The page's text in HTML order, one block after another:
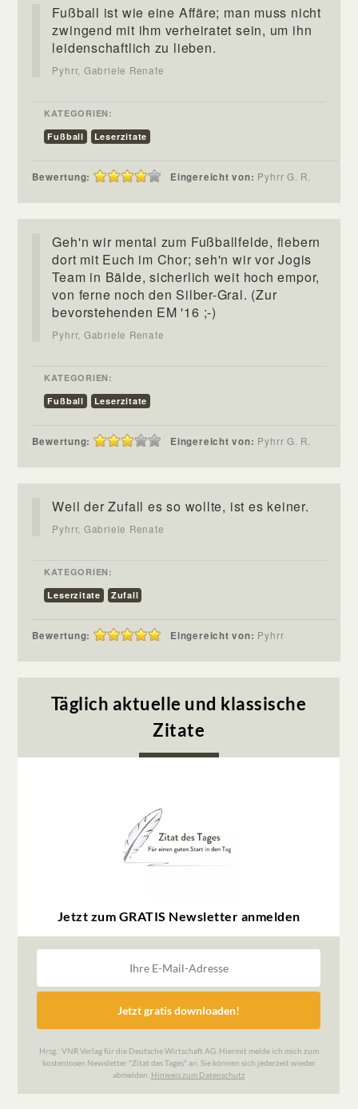
Fußball ist wie eine Affäre; man muss nicht
zwingend mit ihm verheiratet sein, um ihn
leidenschaftlich zu lieben.
Pyhrr, Gabriele Renate
KATEGORIEN:
Fußball
Leserzitate
Bewertung: Eingereicht von: Pyhrr G. R.
Geh'n wir mental zum Fußballfelde, fiebern
dort mit Euch im Chor; seh'n wir vor Jogis
Team in Bälde, sicherlich weit hoch empor,
von ferne noch den Silber-Gral. (Zur
bevorstehenden EM '16 ;-)
Pyhrr, Gabriele Renate
KATEGORIEN:
Fußball
Leserzitate
Bewertung: Eingereicht von: Pyhrr G. R.
Weil der Zufall es so wollte, ist es keiner.
Pyhrr, Gabriele Renate
KATEGORIEN:
Leserzitate
Zufall
Bewertung: Eingereicht von: Pyhrr